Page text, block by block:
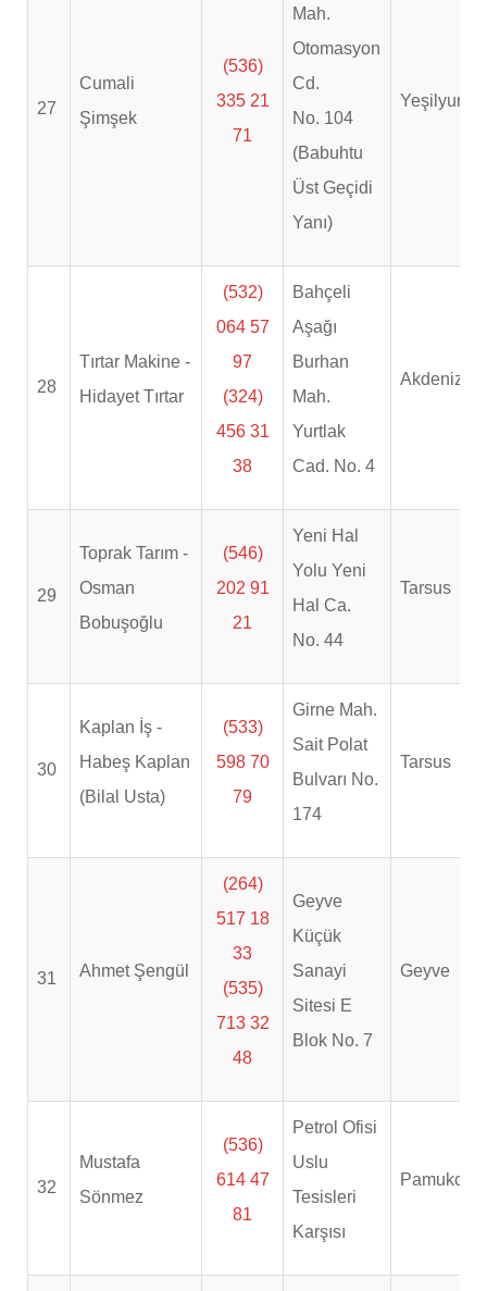
27
Cumali
Şimşek
(536)
335 21
71
Mah.
Otomasyon
Cd.
No. 104
(Babuhtu
Üst Geçidi
Yanı)
Yeşilyurt
28
Tırtar Makine -
Hidayet Tırtar
(532)
064 57
97
(324)
456 31
38
Bahçeli
Aşağı
Burhan
Mah.
Yurtlak
Cad. No. 4
Akdeniz
29
Toprak Tarım -
Osman
Bobuşoğlu
(546)
202 91
21
Yeni Hal
Yolu Yeni
Hal Ca.
No. 44
Tarsus
30
Kaplan İş -
Habeş Kaplan
(Bilal Usta)
(533)
598 70
79
Girne Mah.
Sait Polat
Bulvarı No.
174
Tarsus
31 Ahmet Şengül
(264)
517 18
33
(535)
713 32
48
Geyve
Küçük
Sanayi
Sitesi E
Blok No. 7
Geyve
32
Mustafa
Sönmez
(536)
614 47
81
Petrol Ofisi
Uslu
Tesisleri
Karşısı
Pamukova